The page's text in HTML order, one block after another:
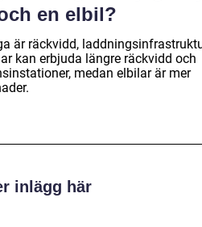
en elbil?
är räckvidd,
kan erbjuda längre räckvidd och
medan elbilar är mer
inlägg här